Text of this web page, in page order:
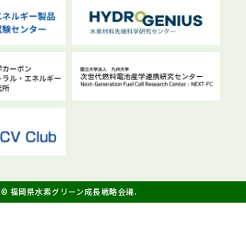
© 福岡県水素グリーン成長戦略会議.